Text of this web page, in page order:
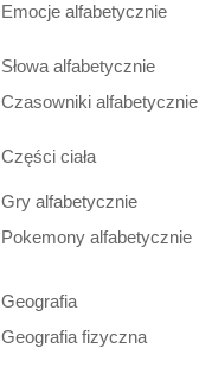
Emocje alfabetycznie
Słowa alfabetycznie
Czasowniki alfabetycznie
Części ciała
Gry alfabetycznie
Pokemony alfabetycznie
Geografia
Geografia fizyczna